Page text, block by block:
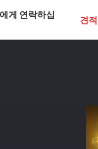
게 연락하십
견